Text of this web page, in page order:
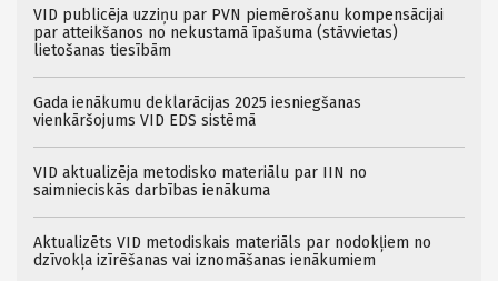
VID publicēja uzziņu par PVN piemērošanu kompensācijai
par atteikšanos no nekustamā īpašuma (stāvvietas)
lietošanas tiesībām
Gada ienākumu deklarācijas 2025 iesniegšanas
vienkāršojums VID EDS sistēmā
VID aktualizēja metodisko materiālu par IIN no
saimnieciskās darbības ienākuma
Aktualizēts VID metodiskais materiāls par nodokļiem no
dzīvokļa izīrēšanas vai iznomāšanas ienākumiem